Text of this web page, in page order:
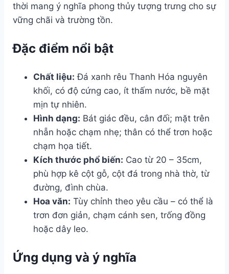
thời mang ý nghĩa phong thủy tượng trưng cho sự
vững chãi và trường tồn.
Đặc điểm nổi bật
Chất liệu: Đá xanh rêu Thanh Hóa nguyên
khối, có độ cứng cao, ít thấm nước, bề mặt
mịn tự nhiên.
Hình dạng: Bát giác đều, cân đối; mặt trên
nhẵn hoặc chạm nhẹ; thân có thể trơn hoặc
chạm họa tiết.
Kích thước phổ biến: Cao từ 20 – 35cm,
phù hợp kê cột gỗ, cột đá trong nhà thờ, từ
đường, đình chùa.
Hoa văn: Tùy chỉnh theo yêu cầu – có thể là
trơn đơn giản, chạm cánh sen, trống đồng
hoặc dây leo.
Ứng dụng và ý nghĩa